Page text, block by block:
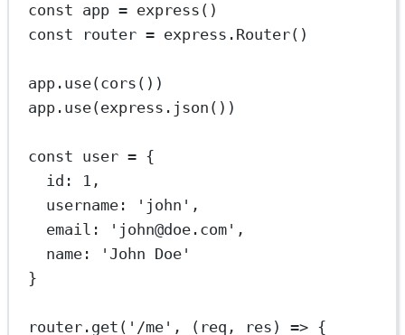
const app = express ()
const
router = express. Router()
app. use(cors ())
app. use(express. json ())
const user = {
id: 1 ,
username:
'john' ,
email:
'john@doe.com' ,
name:
'John Doe'
}
router. get ( '/me' , ( req , res ) => {